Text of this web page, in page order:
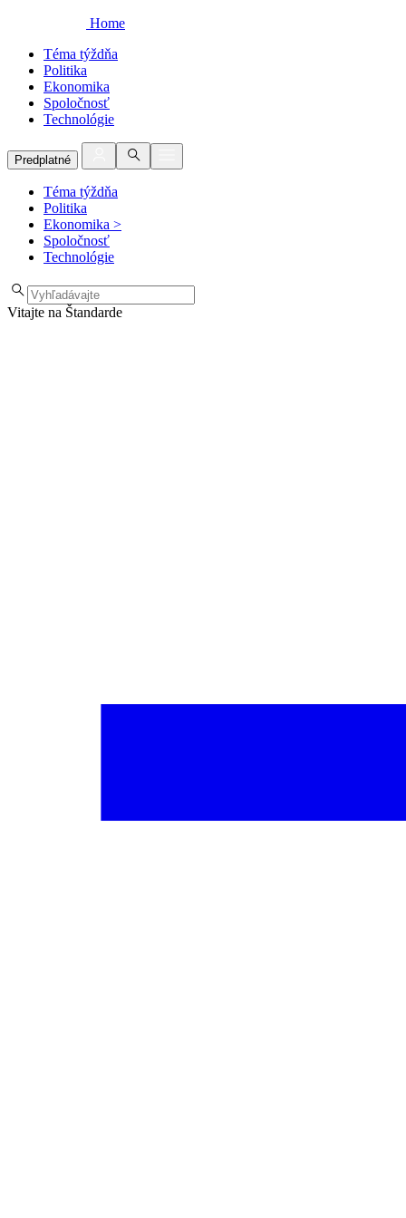
Home
Téma týždňa
Politika
Ekonomika
Spoločnosť
Technológie
Predplatné
Téma týždňa
Politika
Ekonomika >
Spoločnosť
Technológie
Vitajte na Štandarde